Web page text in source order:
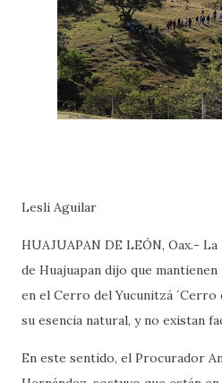
Lesli Aguilar
HUAJUAPAN DE LEÓN, Oax.-
de Huajuapan dijo que
en el Cerro del Yucunitzá ´Cerro
su esencia natural, y no existan
En este sentido, el Procurador